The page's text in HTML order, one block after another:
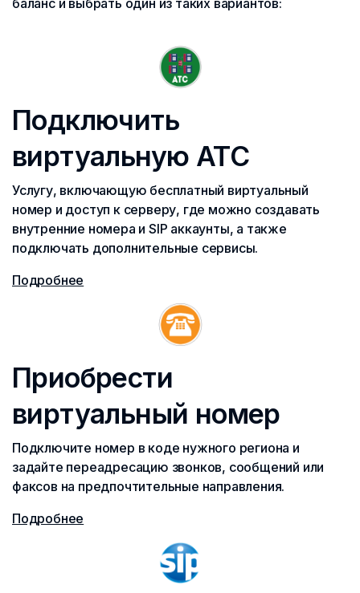
баланс и выбрать один из таких вариантов:
Подключить
виртуальную АТС
Услугу, включающую бесплатный виртуальный
номер и доступ к серверу, где можно создавать
внутренние номера и SIP аккаунты, а также
подключать дополнительные сервисы.
Подробнее
Приобрести
виртуальный номер
Подключите номер в коде нужного региона и
задайте переадресацию звонков, сообщений или
факсов на предпочтительные направления.
Подробнее